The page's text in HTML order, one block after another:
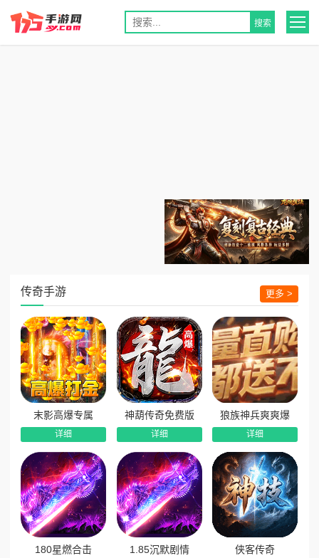
传奇手游 更多 >
末影高爆专属
详细
神葫传奇免费版
详细
狼族神兵爽爽爆
详细
180星燃合击 1.85沉默剧情 侠客传奇